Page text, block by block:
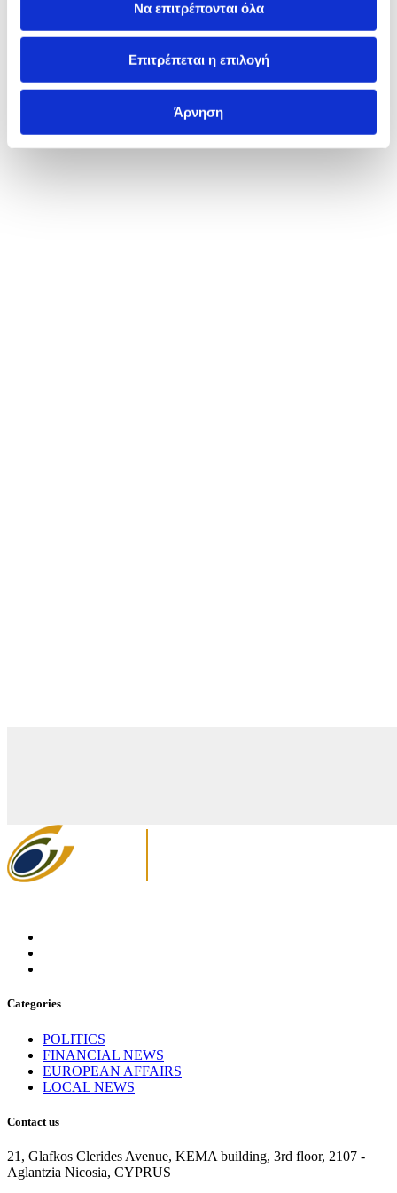
Να επιτρέπονται όλα
Επιτρέπεται η επιλογή
Άρνηση
Categories
POLITICS
FINANCIAL NEWS
EUROPEAN AFFAIRS
LOCAL NEWS
Contact us
21, Glafkos Clerides Avenue, KEMA building, 3rd floor, 2107 -
Aglantzia Nicosia, CYPRUS